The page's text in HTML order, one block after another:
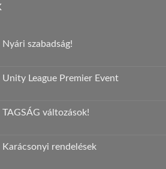
Nyári szabadság!
Nyári
Unity League Premier Event
Unity
bejegyzéshez
TAGSÁG változások!
TAGSÁG
Karácsonyi rendelések